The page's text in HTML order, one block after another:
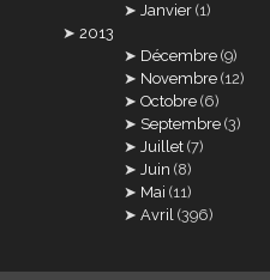
Janvier (1)
2013
Décembre (9)
Novembre (12)
Octobre (6)
Septembre (3)
Juillet (7)
Juin (8)
Mai (11)
Avril (396)